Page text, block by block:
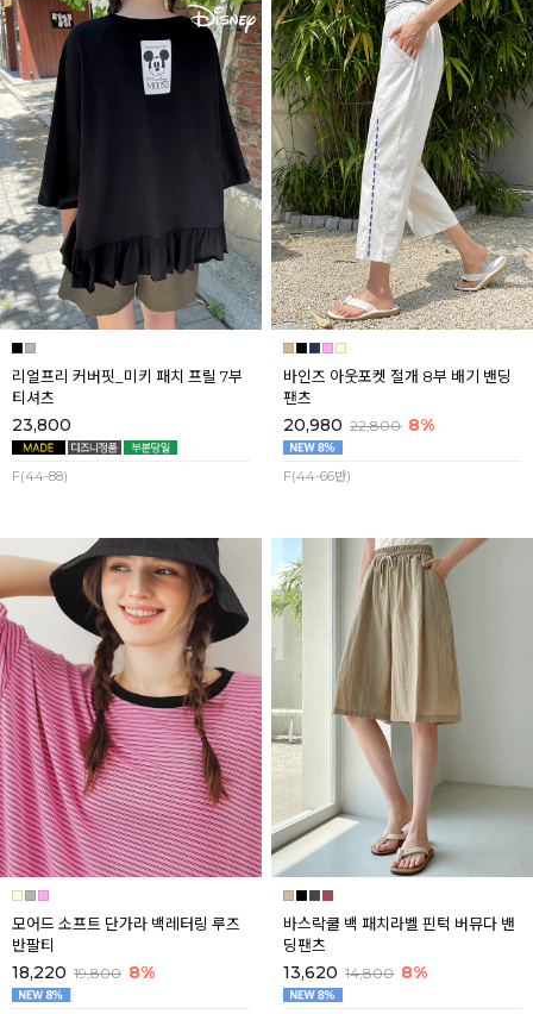
리얼프리 커버핏_미키 패치 프릴 7부
티셔츠
23,800
F(44-88)
바인즈 아웃포켓 절개 8부 배기 밴딩
팬츠
20,980 22,800 8%
F(44-66반)
모어드 소프트 단가라 백레터링 루즈
반팔티
18,220 19,800 8%
바스락쿨 백 패치라벨 핀턱 버뮤다 밴
딩팬츠
13,620 14,800 8%